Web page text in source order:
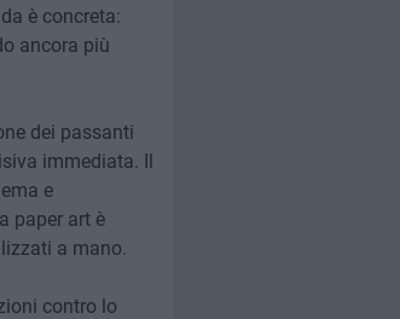
è concreta:
ancora più
dei passanti
immediata. Il
e
paper art è
a mano.
contro lo